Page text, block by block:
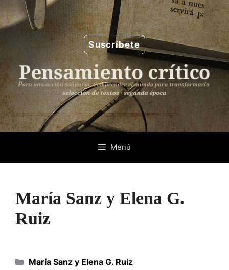
Saltar
al
contenido
Suscríbete
Menú
María Sanz y Elena G.
Ruiz
Categorías
María Sanz y Elena G. Ruiz